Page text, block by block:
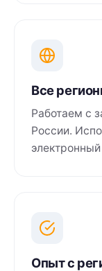
Все
Работаем с
России.
Опыт с